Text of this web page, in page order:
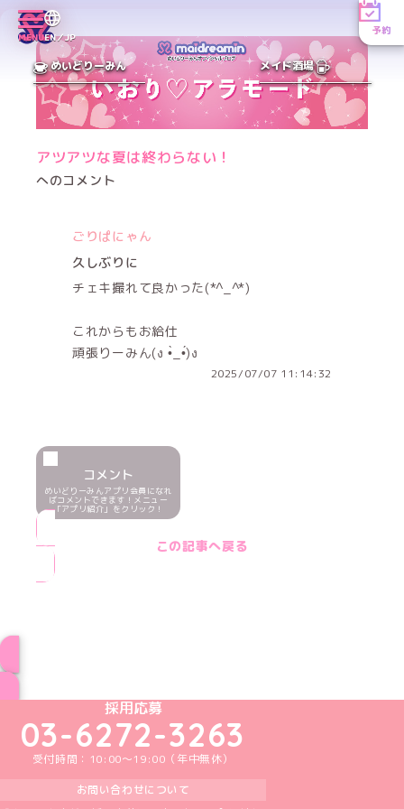
MENUEN／JP
予約
めいどりーみん メイド酒場
アツアツな夏は終わらない！
へのコメント
ごりぱにゃん
久しぶりに
チェキ撮れて良かった(*^_^*)
これからもお給仕
頑張りーみん(ง •̀_•́)ง
2025/07/07 11:14:32
コメント
めいどりーみんアプリ会員になれ
ばコメントできます！メニュー
「アプリ紹介」をクリック！
この記事へ戻る
めいどりーみんTikTok公式アカウント
めいどりーみんX公式アカウント
めいどりーみんInstagram公式アカウント
めいどりーみんFacebook公式アカウン
めいどりーみんYouTube公式アカ
採用応募
03-6272-3263
受付時間：10:00～19:00（年中無休）
お問い合わせについて